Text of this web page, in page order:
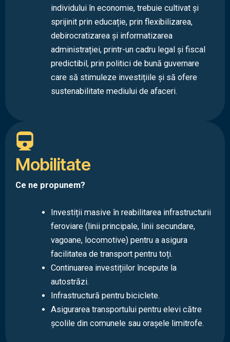
individului în economie, trebuie cultivat și
sprijinit prin educație, prin flexibilizarea,
debirocratizarea și informatizarea
administrației, printr-un cadru legal și fiscal
predictibil, prin politici de bună guvernare
care să stimuleze investițiile și să ofere
sustenabilitate mediului de afaceri.
Mobilitate
Ce ne propunem?
Investiții masive în reabilitarea infrastructurii
feroviare (linii principale, linii secundare,
vagoane, locomotive) pentru a asigura
facilitatea de transport pentru toți.
Continuarea investițiilor începute la
autostrăzi.
Infrastructură pentru biciclete.
Asigurarea transportului pentru elevi către
școlile din comunele sau orașele limitrofe.